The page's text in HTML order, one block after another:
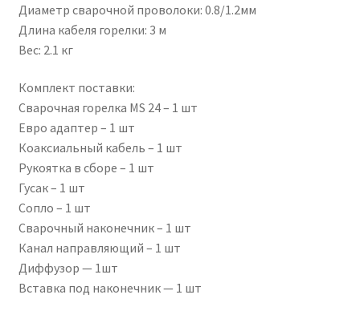
Диаметр сварочной проволоки: 0.8/1.2мм
Длина кабеля горелки: 3 м
Вес: 2.1 кг
Комплект поставки:
Сварочная горелка MS 24 – 1 шт
Евро адаптер – 1 шт
Коаксиальный кабель – 1 шт
Рукоятка в сборе – 1 шт
Гусак – 1 шт
Сопло – 1 шт
Сварочный наконечник – 1 шт
Канал направляющий – 1 шт
Диффузор — 1шт
Вставка под наконечник — 1 шт